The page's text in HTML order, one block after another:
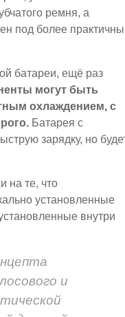
ремня, а
под более
батареи, ещё раз
могут быть
охлаждением, с
Батарея с
зарядку, но
на те, что
установленные
внутри
и